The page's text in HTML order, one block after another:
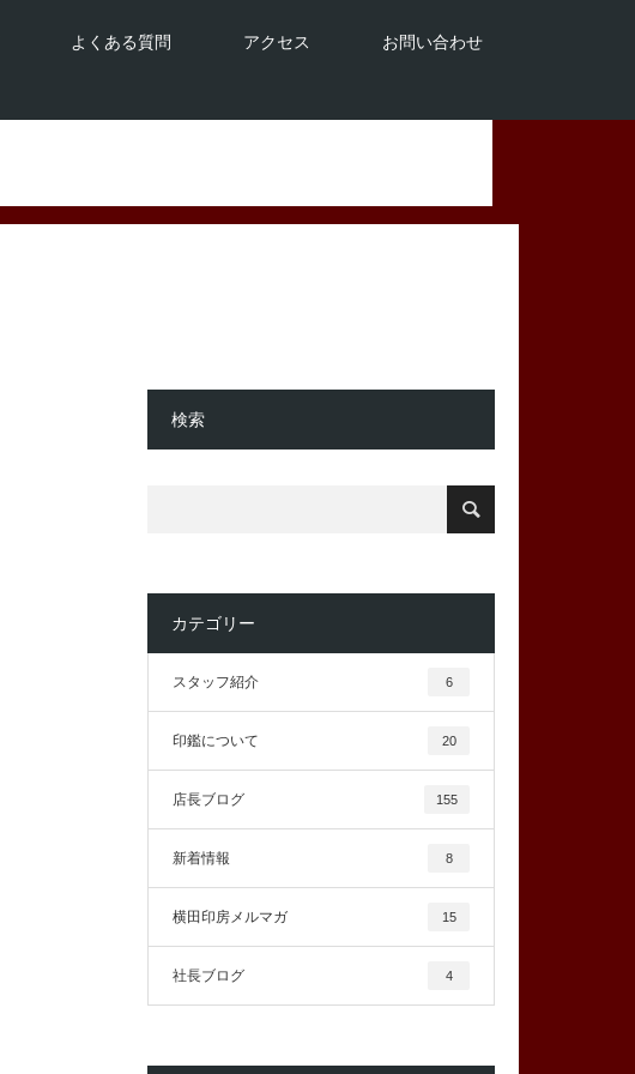
よくある質問 アクセス お問い合わせ
検索
カテゴリー
スタッフ紹介 6
印鑑について 20
店長ブログ 155
新着情報 8
横田印房メルマガ 15
社長ブログ 4